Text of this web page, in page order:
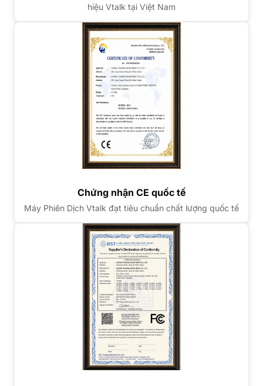
hiệu Vtalk tại Việt Nam
Chứng nhận CE quốc tế
Máy Phiên Dịch Vtalk đạt tiêu chuẩn chất lượng quốc tế